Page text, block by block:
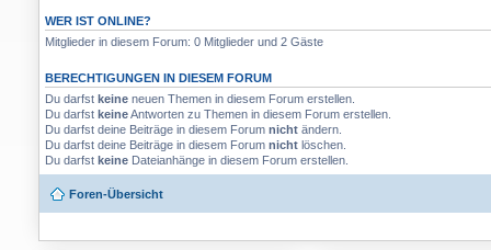
WER IST ONLINE?
Mitglieder in diesem Forum: 0 Mitglieder und 2 Gäste
BERECHTIGUNGEN IN DIESEM FORUM
Du darfst keine neuen Themen in diesem Forum erstellen.
Du darfst keineAntworten zu Themen in diesem Forum erstellen.
Du darfst deine Beiträge in diesem Forum nicht ändern.
Du darfst deine Beiträge in diesem Forum nicht löschen.
Du darfst keine Dateianhänge in diesem Forum erstellen.
Foren-Übersicht